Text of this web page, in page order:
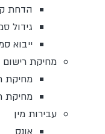
הדחת
גידול
ייבוא
מחיקת
מחיקת
מחיקת
עבירות מין